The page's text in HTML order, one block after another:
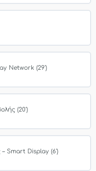
Network (29′)
(20′)
Smart Display (6′)